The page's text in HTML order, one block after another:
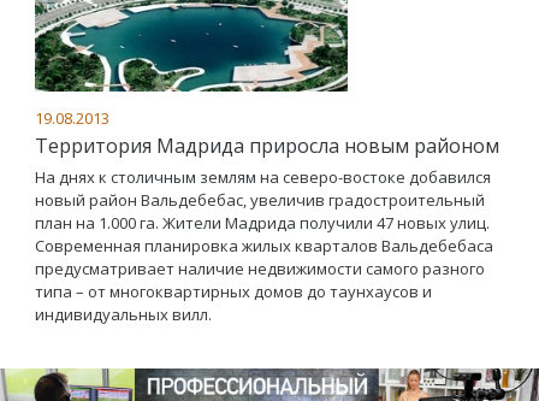
19.08.2013
Территория Мадрида приросла новым районом
На днях к столичным землям на северо-востоке добавился
новый район Вальдебебас, увеличив градостроительный
план на 1.000 га. Жители Мадрида получили 47 новых улиц.
Современная планировка жилых кварталов Вальдебебаса
предусматривает наличие недвижимости самого разного
типа – от многоквартирных домов до таунхаусов и
индивидуальных вилл.